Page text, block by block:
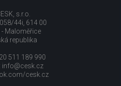
s.r.o.
44i, 614 00
- Maloměřice
republika
511 189 990
info@cesk.cz
cesk.cz